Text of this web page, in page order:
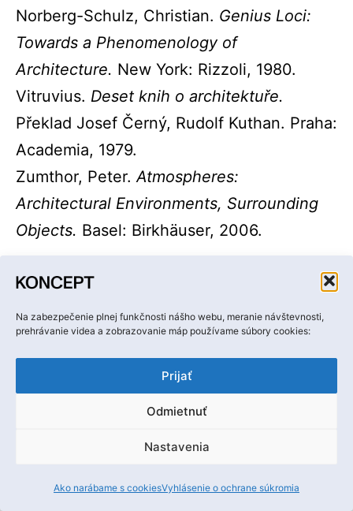
Na zabezpečenie plnej funkčnosti nášho webu, meranie návštevnosti,
prehrávanie videa a zobrazovanie máp používame súbory cookies:
Prijať
Odmietnuť
Nastavenia
Ako narábame s cookiesVyhlásenie o ochrane súkromia
Norberg-Schulz, Christian. Genius Loci:
Towards a Phenomenology of
Architecture. New York: Rizzoli, 1980.
Vitruvius. Deset knih o architektuře.
Překlad Josef Černý, Rudolf Kuthan. Praha:
Academia, 1979.
Zumthor, Peter.Atmospheres:
Architectural Environments, Surrounding
Objects. Basel: Birkhäuser, 2006.
Publikované
1. mája 2025
Koncept ročník 2025